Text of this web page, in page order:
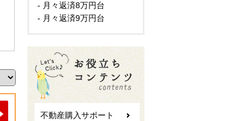
- 月々返済8万円台
- 月々返済9万円台
不動産購入サポート